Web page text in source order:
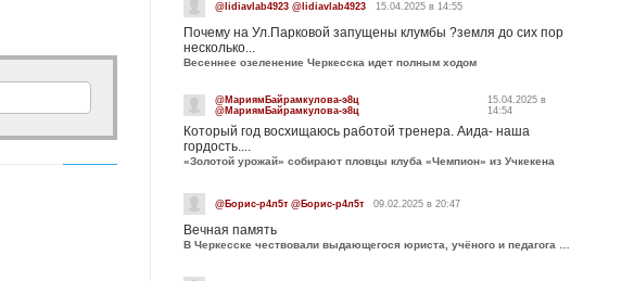
@lidiavlab4923 @lidiavlab4923 15.04.2025 в 14:55
Почему на Ул.Парковой запущены клумбы ?земля до сих пор
несколько...
Весеннее озеленение Черкесска идет полным ходом
@МариямБайрамкулова-э8ц
@МариямБайрамкулова-э8ц
15.04.2025 в
14:54
Который год восхищаюсь работой тренера. Аида- наша
гордость....
«Золотой урожай» собирают пловцы клуба «Чемпион» из Учкекена
@Борис-р4л5т @Борис-р4л5т 09.02.2025 в 20:47
Вечная память